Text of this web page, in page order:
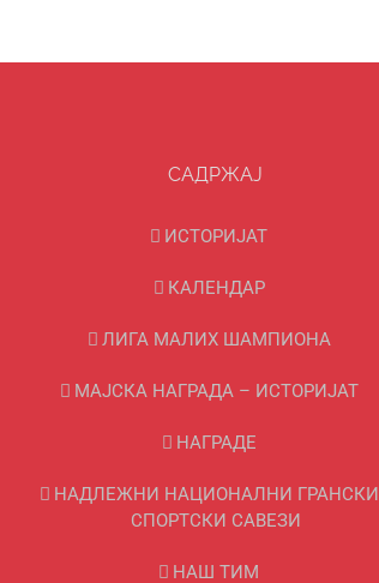
САДРЖАЈ
ИСТОРИЈАТ
КАЛЕНДАР
ЛИГА МАЛИХ ШАМПИОНА
МАЈСКА НАГРАДА – ИСТОРИЈАТ
НАГРАДЕ
НАДЛЕЖНИ НАЦИОНАЛНИ ГРАНСКИ
СПОРТСКИ САВЕЗИ
НАШ ТИМ